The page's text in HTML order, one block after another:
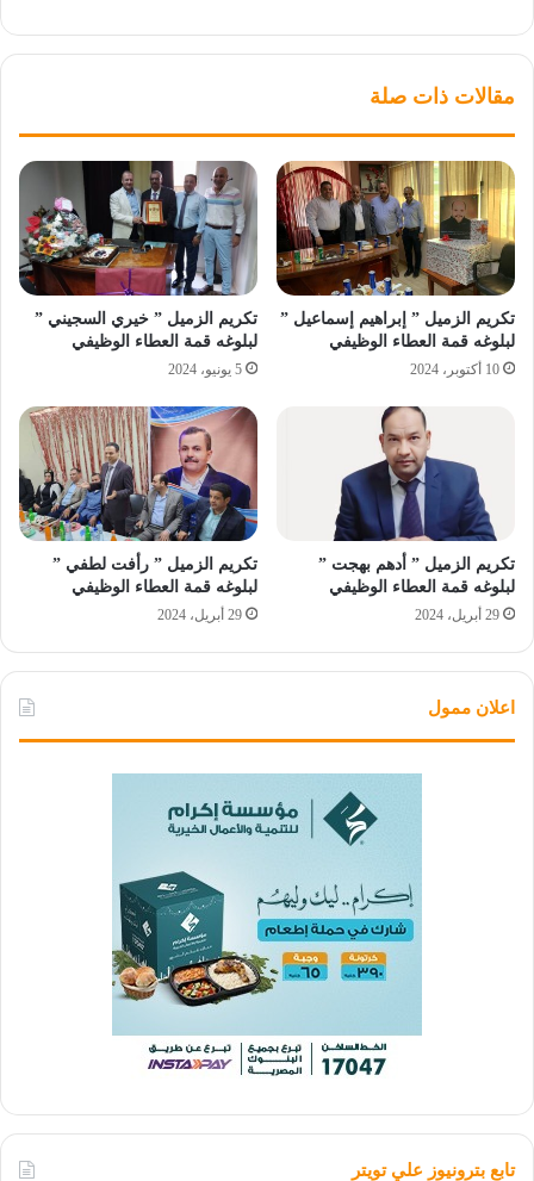
مقالات ذات صلة
تكريم الزميل ” إبراهيم إسماعيل ”
لبلوغه قمة العطاء الوظيفي
10 أكتوبر، 2024
تكريم الزميل ” خيري السجيني ”
لبلوغه قمة العطاء الوظيفي
5 يونيو، 2024
تكريم الزميل ” أدهم بهجت ”
لبلوغه قمة العطاء الوظيفي
29 أبريل، 2024
تكريم الزميل ” رأفت لطفي ”
لبلوغه قمة العطاء الوظيفي
29 أبريل، 2024
اعلان ممول
تابع بترونيوز علي تويتر